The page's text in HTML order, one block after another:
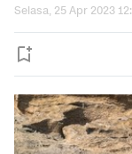
Selasa, 25 Apr 2023